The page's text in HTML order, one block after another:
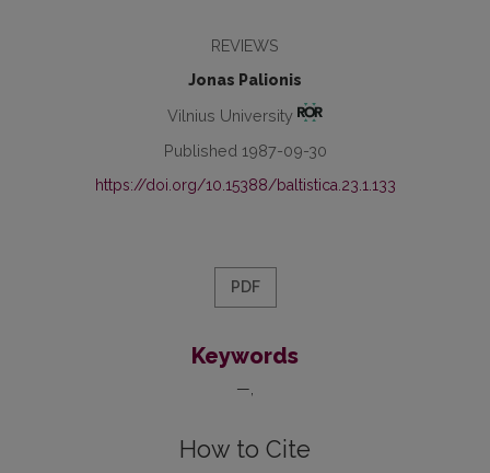
REVIEWS
Jonas Palionis
Vilnius University
Published 1987-09-30
https://doi.org/10.15388/baltistica.23.1.133
PDF
Keywords
—
How to Cite